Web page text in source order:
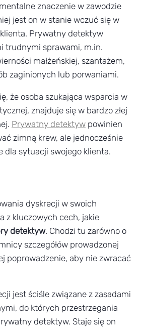
znaczenie w zawodzie
jest on w stanie wczuć się w
klienta. Prywatny detektyw
trudnymi sprawami, m.in.
małżeńskiej, szantażem,
zaginionych lub porwaniami.
że osoba szukająca wsparcia w
znajduje się w bardzo złej
Prywatny detektyw powinien
zimną krew, ale jednocześnie
dla sytuacji swojego klienta.
dyskrecji w swoich
z kluczowych cech, jakie
detektyw. Chodzi tu zarówno o
szczegółów prowadzonej
poprowadzenie, aby nie zwracać
jest ściśle związane z zasadami
do których przestrzegania
detektyw. Staje się on